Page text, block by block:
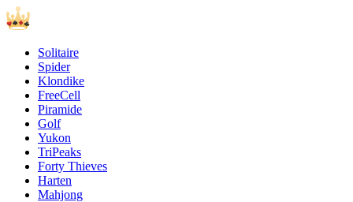
Solitaire
Spider
Klondike
FreeCell
Piramide
Golf
Yukon
TriPeaks
Forty Thieves
Harten
Mahjong